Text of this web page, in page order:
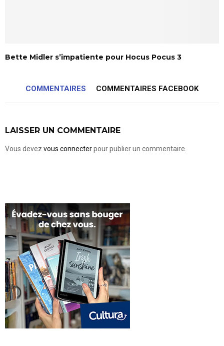
Bette Midler s’impatiente pour Hocus Pocus 3
COMMENTAIRES COMMENTAIRES FACEBOOK
LAISSER UN COMMENTAIRE
Vous devez vous connecterpour publier un commentaire.